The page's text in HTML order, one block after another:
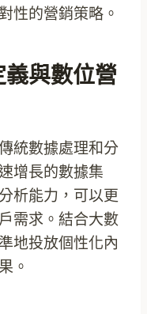
性的營銷策略。
與數位營
統數據處理和分
增長的數據集
析能力，可以更
需求。結合大數
地投放個性化內
。